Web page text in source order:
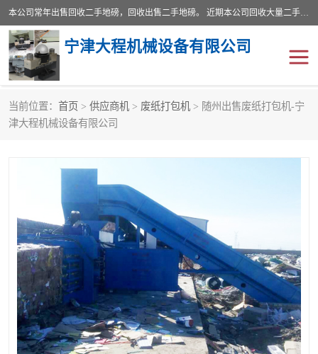
本公司常年出售回收二手地磅，回收出售二手地磅。 近期本公司回收大量二手地磅，型号齐全，宽度从2米到3.5米，长度5米到25米，承重吨位从10到200吨，成色7—9成新。 ? 使用年限6个月至2年，产品来源于个人闲置品，工矿企业停用品，因小换大而来。 精准度和新的一样， 二手地磅是内行人的选择，打个电话就省钱朋友您好等什么
宁津大程机械设备有限公司
当前位置： 首页 > 供应商机 > 废纸打包机 > 随州出售废纸打包机-宁
津大程机械设备有限公司
地磅
废纸打包机
装载机电子秤 输送机
半自动输送机 全自动输送机
冷却塔 食品螺旋塔
撕碎机 木材撕碎机